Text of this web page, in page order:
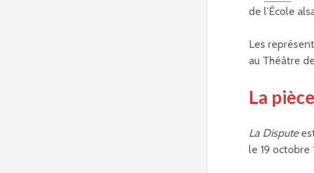
de l’École
Les
au Théâtre
La pièce
La Dispute
le 19 octobre